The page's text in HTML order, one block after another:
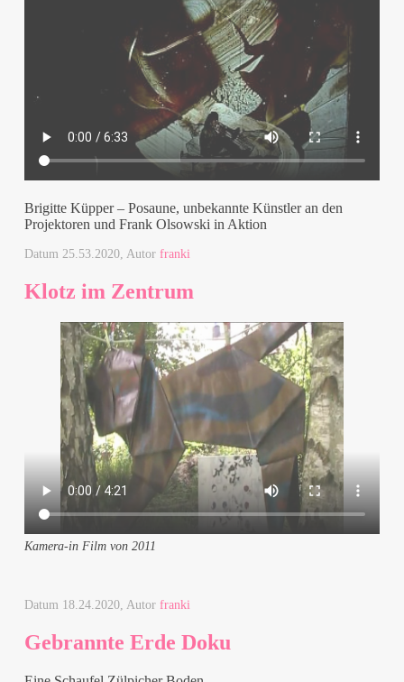
Brigitte Küpper – Posaune, unbekannte Künstler an den
Projektoren und Frank Olsowski in Aktion
Datum 25.53.2020 , Autorfranki
Klotz im Zentrum
Kamera-in Film von 2011
Datum 18.24.2020, Autorfranki
Gebrannte Erde Doku